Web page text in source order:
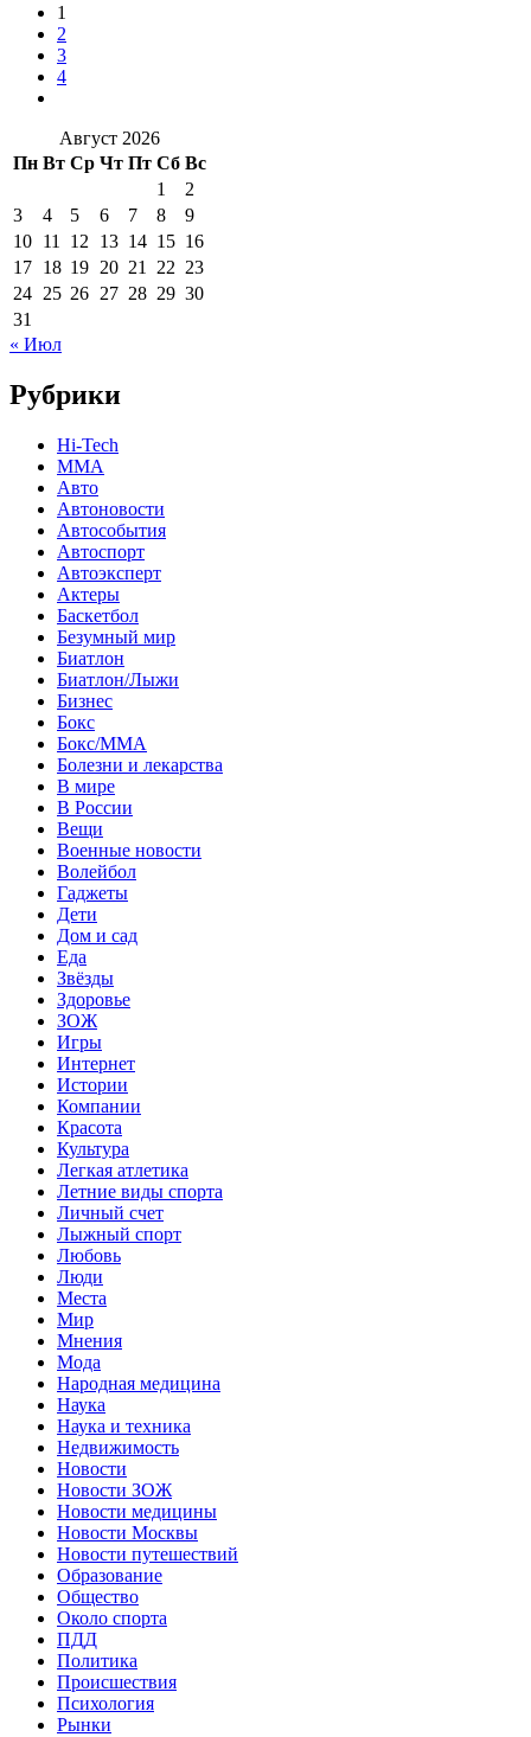
1
2
3
4
Август 2026
Пн Вт Ср Чт Пт Сб Вс
1
2
3
4 5 6 7 8
9
10 11 12 13 14 15 16
17 18 19 20 21 22 23
24 25 26 27 28 29 30
31
« Июл
Рубрики
Hi-Tech
MMA
Авто
Автоновости
Автособытия
Автоспорт
Автоэксперт
Актеры
Баскетбол
Безумный мир
Биатлон
Биатлон/Лыжи
Бизнес
Бокс
Бокс/MMA
Болезни и лекарства
В мире
В России
Вещи
Военные новости
Волейбол
Гаджеты
Дети
Дом и сад
Еда
Звёзды
Здоровье
ЗОЖ
Игры
Интернет
Истории
Компании
Красота
Культура
Легкая атлетика
Летние виды спорта
Личный счет
Лыжный спорт
Любовь
Люди
Места
Мир
Мнения
Мода
Народная медицина
Наука
Наука и техника
Недвижимость
Новости
Новости ЗОЖ
Новости медицины
Новости Москвы
Новости путешествий
Образование
Общество
Около спорта
ПДД
Политика
Происшествия
Психология
Рынки